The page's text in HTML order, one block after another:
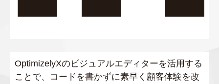
OptimizelyXのビジュアルエディターを活用する
ことで、コードを書かずに素早く顧客体験を改